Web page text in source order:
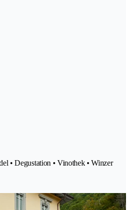
• Degustation • Vinothek • Winzer